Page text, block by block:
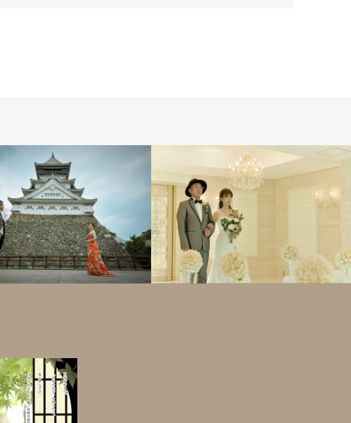
ェディング 全てのギャラリー
ウェディング
全てのギャラリー